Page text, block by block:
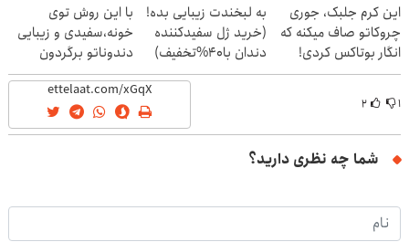
این کرم جلبک، جوری
چروکاتو صاف میکنه که
انگار بوتاکس کردی!
(تخفیف ویژه)
به لبخندت زیبایی بده!
(خرید ژل سفیدکننده
دندان با40%تخفیف)
با این روش توی
خونه،سفیدی و زیبایی
دندوناتو برگردون
(40%off)
۱ ۲
شما چه نظری دارید؟